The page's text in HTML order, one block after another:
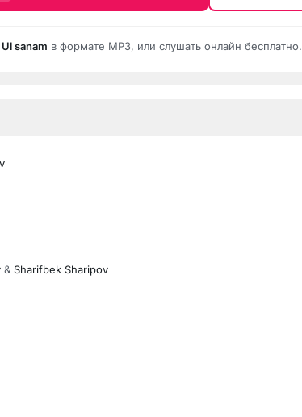
sanam в формате MP3, или слушать онлайн бесплатно.
& Sharifbek Sharipov